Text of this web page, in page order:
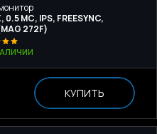
0.5 МС, IPS, FREESYNC,
272F)
КУПИТЬ